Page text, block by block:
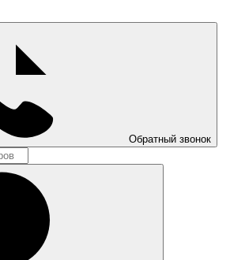
Обратный звонок